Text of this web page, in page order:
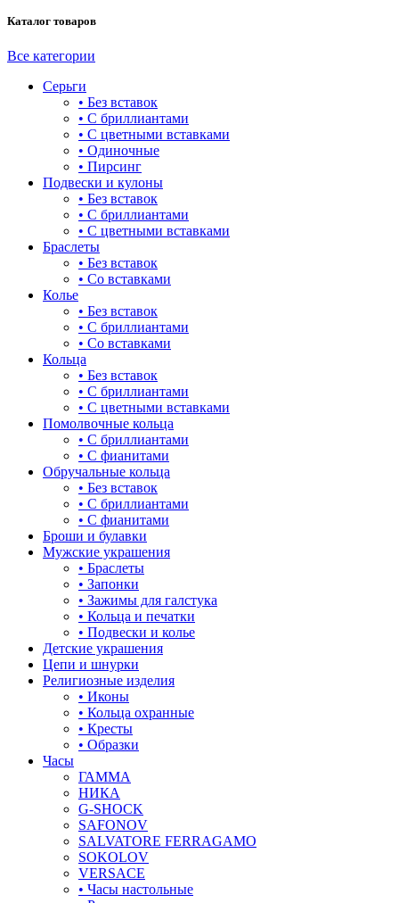
24
Каталог товаров
Все категории
Серьги
• Без вставок
• С бриллиантами
• С цветными вставками
• Одиночные
• Пирсинг
Подвески и кулоны
• Без вставок
• С бриллиантами
• С цветными вставками
Браслеты
• Без вставок
• Со вставками
Колье
• Без вставок
• С бриллиантами
• Со вставками
Кольца
• Без вставок
• С бриллиантами
• С цветными вставками
Помолвочные кольца
• С бриллиантами
• С фианитами
Обручальные кольца
• Без вставок
• С бриллиантами
• С фианитами
Броши и булавки
Мужские украшения
• Браслеты
• Запонки
• Зажимы для галстука
• Кольца и печатки
• Подвески и колье
Детские украшения
Цепи и шнурки
Религиозные изделия
• Иконы
• Кольца охранные
• Кресты
• Образки
Часы
ГАММА
НИКА
G-SHOCK
SAFONOV
SALVATORE FERRAGAMO
SOKOLOV
VERSACE
• Часы настольные